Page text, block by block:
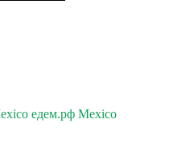
едем.рф Mexico